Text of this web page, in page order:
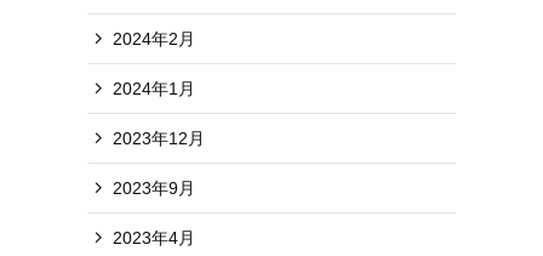
2024年2月
2024年1月
2023年12月
2023年9月
2023年4月